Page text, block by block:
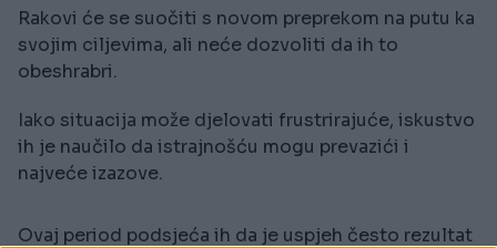
Rakovi će se suočiti s novom preprekom na putu ka
svojim ciljevima, ali neće dozvoliti da ih to
obeshrabri.
Iako situacija može djelovati frustrirajuće, iskustvo
ih je naučilo da istrajnošću mogu prevazići i
najveće izazove.
Ovaj period podsjeća ih da je uspjeh često rezultat